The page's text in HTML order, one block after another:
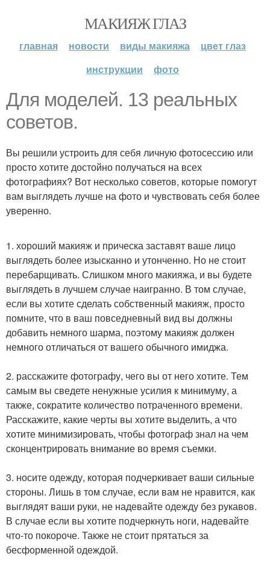
МАКИЯЖ ГЛАЗ
главная новости виды макияжа
цвет глаз
инструкции
фото
Для моделей. 13 реальных
советов.
Вы решили устроить для себя личную фотосессию или
просто хотите достойно получаться на всех
фотографиях? Вот несколько советов, которые помогут
вам выглядеть лучше на фото и чувствовать себя более
уверенно.
1. хороший макияж и прическа заставят ваше лицо
выглядеть более изысканно и утонченно. Но не стоит
перебарщивать. Слишком много макияжа, и вы будете
выглядеть в лучшем случае наигранно. В том случае,
если вы хотите сделать собственный макияж, просто
помните, что в ваш повседневный вид вы должны
добавить немного шарма, поэтому макияж должен
немного отличаться от вашего обычного имиджа.
2. расскажите фотографу, чего вы от него хотите. Тем
самым вы сведете ненужные усилия к минимуму, а
также, сократите количество потраченного времени.
Расскажите, какие черты вы хотите выделить, а что
хотите минимизировать, чтобы фотограф знал на чем
сконцентрировать внимание во время съемки.
3. носите одежду, которая подчеркивает ваши сильные
стороны. Лишь в том случае, если вам не нравится, как
выглядят ваши руки, не надевайте одежду без рукавов.
В случае если вы хотите подчеркнуть ноги, надевайте
что-то покороче. Также не стоит прятаться за
бесформенной одеждой.